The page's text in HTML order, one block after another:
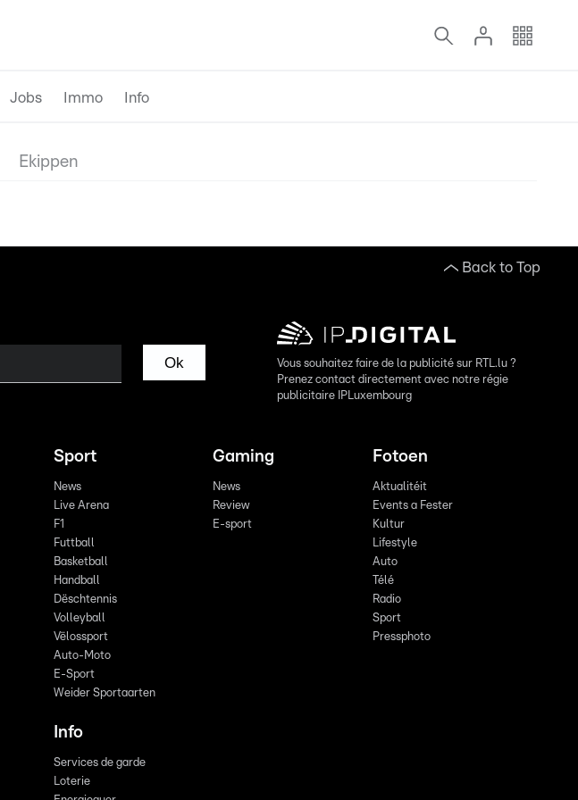
Jobs Immo Info
Ekippen
Back to Top
Ok
Vous souhaitez faire de la publicité sur RTL.lu ?
Prenez contact directement avec notre régie
publicitaire IPLuxembourg
Sport
News
Live Arena
F1
Futtball
Basketball
Handball
Dëschtennis
Volleyball
Vëlossport
Auto-Moto
E-Sport
Weider Sportaarten
Gaming
News
Review
E-sport
Fotoen
Aktualitéit
Events a Fester
Kultur
Lifestyle
Auto
Télé
Radio
Sport
Pressphoto
Info
Services de garde
Loterie